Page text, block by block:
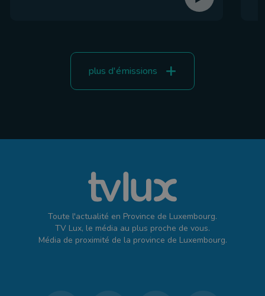
plus d'émissions
Toute l'actualité en Province de Luxembourg.
TV Lux, le média au plus proche de vous.
Média de proximité de la province de Luxembourg.